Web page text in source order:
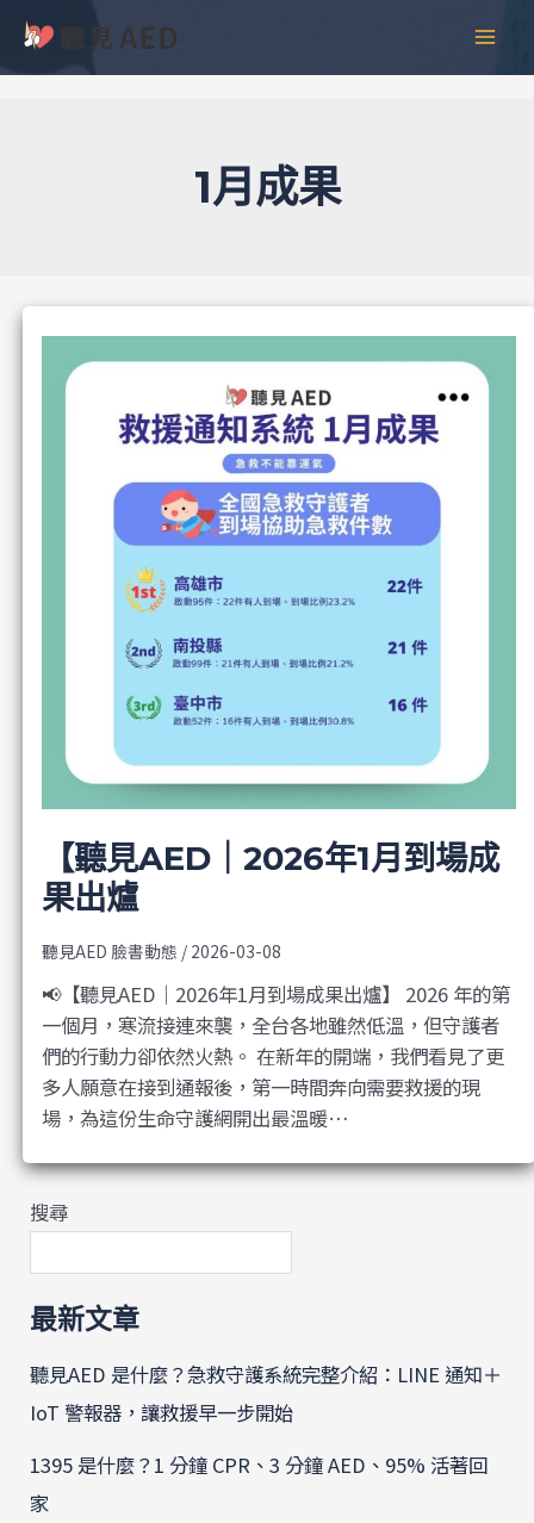
主
1月成果
【聽見AED｜2026年1月到場成
果出爐
聽見AED 臉書動態 / 2026-03-08
📢【聽見AED｜2026年1月到場成果出爐】 2026 年的第
一個月，寒流接連來襲，全台各地雖然低溫，但守護者
們的行動力卻依然火熱。 在新年的開端，我們看見了更
多人願意在接到通報後，第一時間奔向需要救援的現
場，為這份生命守護網開出最溫暖…
搜尋
最新文章
聽見AED 是什麼？急救守護系統完整介紹：LINE 通知＋
IoT 警報器，讓救援早一步開始
1395 是什麼？1 分鐘 CPR、3 分鐘 AED、95% 活著回
家
彙
整